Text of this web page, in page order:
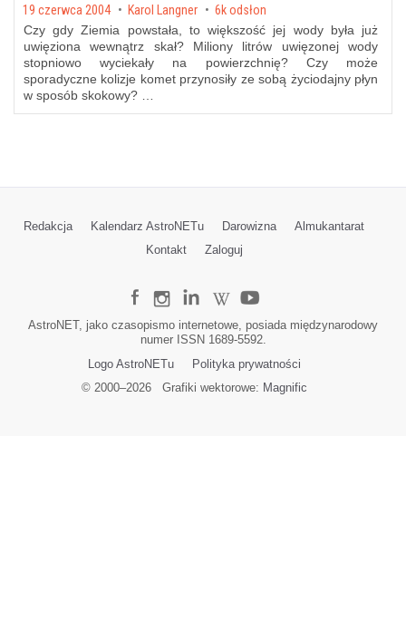
Posted on
19 czerwca 2004 byKarol Langner 6k odsłon
Czy gdy Ziemia powstała, to większość jej wody była już
uwięziona wewnątrz skał? Miliony litrów uwięzonej wody
stopniowo wyciekały na powierzchnię? Czy może
sporadyczne kolizje komet przynosiły ze sobą życiodajny płyn
w sposób skokowy? …
Redakcja Kalendarz AstroNETu Darowizna
Almukantarat
Kontakt
Zaloguj
AstroNET, jako czasopismo internetowe, posiada międzynarodowy
numer ISSN 1689-5592.
Logo AstroNETu
Polityka prywatności
© 2000–2026Grafiki wektorowe: Magnific